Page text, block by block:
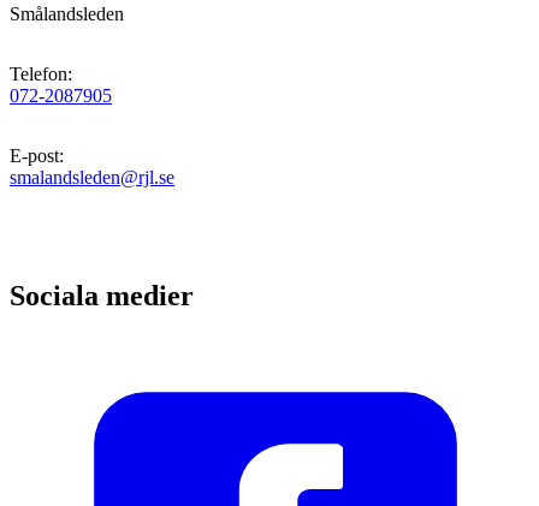
Smålandsleden
Telefon:
072-2087905
E-post:
smalandsleden@rjl.se
Sociala medier